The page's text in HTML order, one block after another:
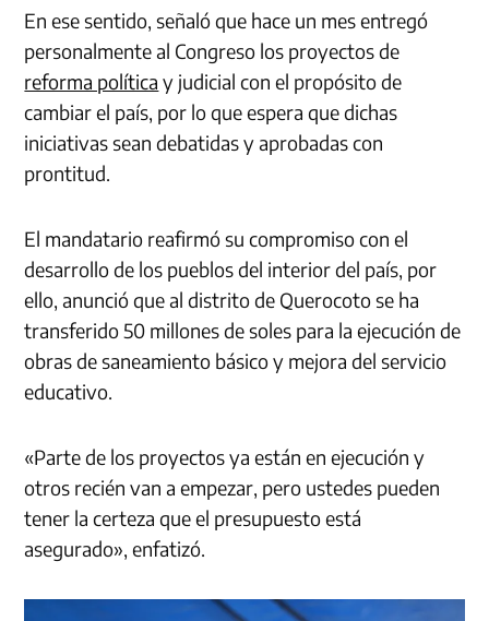
En ese sentido, señaló que hace un mes entregó
personalmente al Congreso los proyectos de
reforma política y judicial con el propósito de
cambiar el país, por lo que espera que dichas
iniciativas sean debatidas y aprobadas con
prontitud.
El mandatario reafirmó su compromiso con el
desarrollo de los pueblos del interior del país, por
ello, anunció que al distrito de Querocoto se ha
transferido 50 millones de soles para la ejecución de
obras de saneamiento básico y mejora del servicio
educativo.
«Parte de los proyectos ya están en ejecución y
otros recién van a empezar, pero ustedes pueden
tener la certeza que el presupuesto está
asegurado», enfatizó.